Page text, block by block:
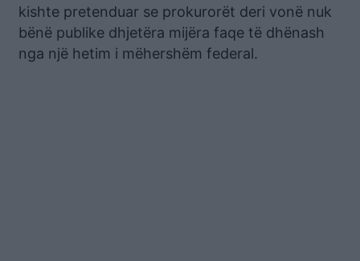
kishte pretenduar se prokurorët deri vonë nuk
bënë publike dhjetëra mijëra faqe të dhënash
nga një hetim i mëhershëm federal.